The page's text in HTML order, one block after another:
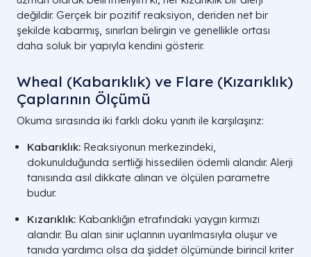
Belirti Grubu
Mevsimsel Hapşırık
Göz Kaşıntısı
Ağaç, Çayır ve Ot Polenleri
değildir. Gerçek bir pozitif reaksiyon, deriden net bir
şekilde kabarmış, sınırları belirgin ve genellikle ortası
daha soluk bir yapıyla kendini gösterir.
Wheal (Kabarıklık) ve Flare (Kızarıklık)
Çaplarının Ölçümü
Okuma sırasında iki farklı doku yanıtı ile karşılaşırız:
Kabarıklık: Reaksiyonun merkezindeki,
dokunulduğunda sertliği hissedilen ödemli alandır. Alerji
tanısında asıl dikkate alınan ve ölçülen parametre
budur.
Kızarıklık: Kabarıklığın etrafındaki yaygın kırmızı
alandır. Bu alan sinir uçlarının uyarılmasıyla oluşur ve
tanıda yardımcı olsa da şiddet ölçümünde birincil kriter